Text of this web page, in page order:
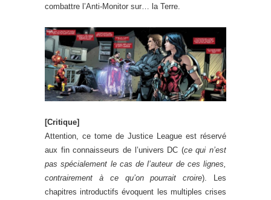
combattre l’Anti-Monitor sur… la Terre.
[Critique]
Attention, ce tome de Justice League est réservé
aux fin connaisseurs de l’univers DC (ce qui n’est
pas spécialement le cas de l’auteur de ces lignes,
contrairement à ce qu’on pourrait croire). Les
chapitres introductifs évoquent les multiples crises